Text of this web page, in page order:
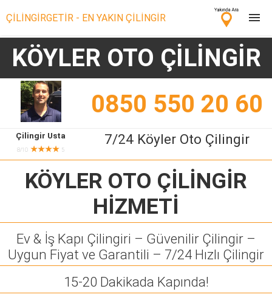
ÇİLİNGİRGETİR - EN YAKIN ÇİLİNGİR
Çilingir Ara
Çilingir misin? Bize Katıl!
KÖYLER OTO ÇİLİNGİR
0850 550 20 60
Çilingir Usta
8/10 ★★★★ 5
7/24 Köyler Oto Çilingir
KÖYLER OTO ÇİLİNGİR
HİZMETİ
Ev & İş Kapı Çilingiri – Güvenilir Çilingir –
Uygun Fiyat ve Garantili – 7/24 Hızlı Çilingir
15-20 Dakikada Kapında!